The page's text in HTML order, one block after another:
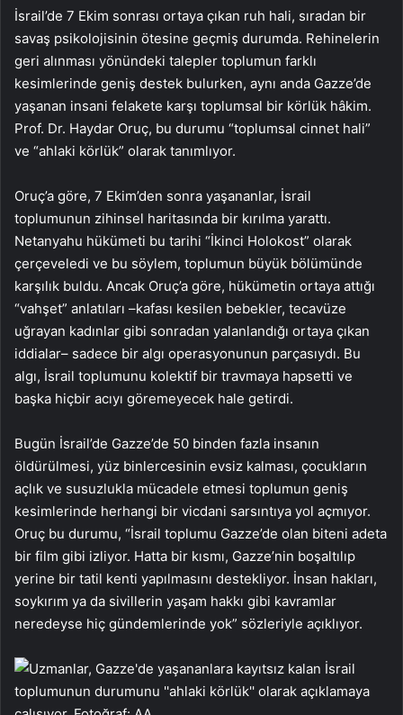
İsrail’de 7 Ekim sonrası ortaya çıkan ruh hali, sıradan bir
savaş psikolojisinin ötesine geçmiş durumda. Rehinelerin
geri alınması yönündeki talepler toplumun farklı
kesimlerinde geniş destek bulurken, aynı anda Gazze’de
yaşanan insani felakete karşı toplumsal bir körlük hâkim.
Prof. Dr. Haydar Oruç, bu durumu “toplumsal cinnet hali”
ve “ahlaki körlük” olarak tanımlıyor.
Oruç’a göre, 7 Ekim’den sonra yaşananlar, İsrail
toplumunun zihinsel haritasında bir kırılma yarattı.
Netanyahu hükümeti bu tarihi “İkinci Holokost” olarak
çerçeveledi ve bu söylem, toplumun büyük bölümünde
karşılık buldu. Ancak Oruç’a göre, hükümetin ortaya attığı
“vahşet” anlatıları –kafası kesilen bebekler, tecavüze
uğrayan kadınlar gibi sonradan yalanlandığı ortaya çıkan
iddialar– sadece bir algı operasyonunun parçasıydı. Bu
algı, İsrail toplumunu kolektif bir travmaya hapsetti ve
başka hiçbir acıyı göremeyecek hale getirdi.
Bugün İsrail’de Gazze’de 50 binden fazla insanın
öldürülmesi, yüz binlercesinin evsiz kalması, çocukların
açlık ve susuzlukla mücadele etmesi toplumun geniş
kesimlerinde herhangi bir vicdani sarsıntıya yol açmıyor.
Oruç bu durumu, “İsrail toplumu Gazze’de olan biteni adeta
bir film gibi izliyor. Hatta bir kısmı, Gazze’nin boşaltılıp
yerine bir tatil kenti yapılmasını destekliyor. İnsan hakları,
soykırım ya da sivillerin yaşam hakkı gibi kavramlar
neredeyse hiç gündemlerinde yok” sözleriyle açıklıyor.